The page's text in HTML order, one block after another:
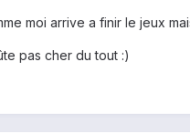
moi arrive a finir le jeux
pas cher du tout :)